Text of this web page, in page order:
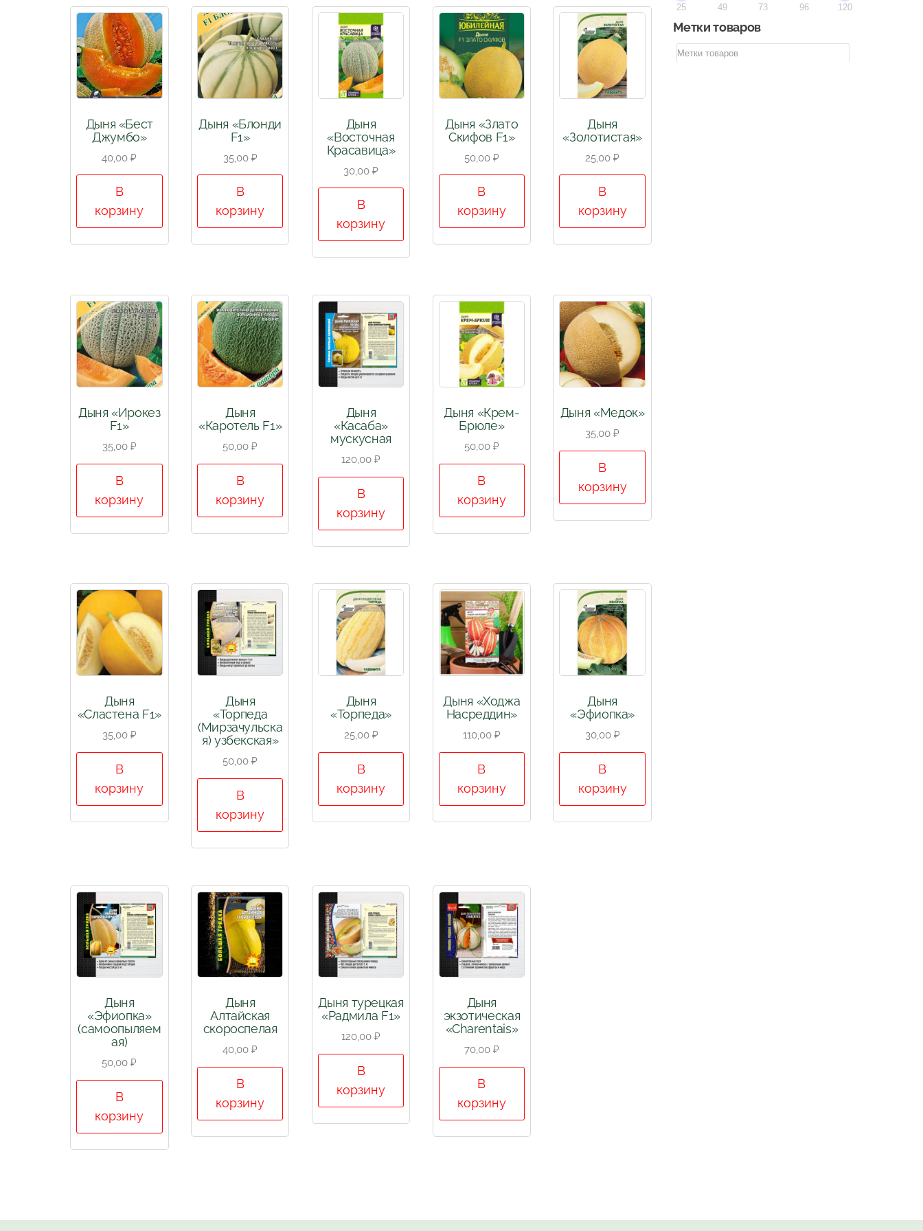
Дыня «Бест
Джумбо»
40,00₽
В
корзину
Дыня «Блонди
F1»
35,00 ₽
В
корзину
Дыня
«Восточная
Красавица»
30,00 ₽
В
корзину
Дыня «Злато
Скифов F1»
50,00 ₽
В
корзину
Дыня
«Золотистая»
25,00₽
В
корзину
Дыня «Ирокез
F1»
35,00 ₽
В
корзину
Дыня
«Каротель F1»
50,00₽
В
корзину
Дыня
«Касаба»
мускусная
120,00 ₽
В
корзину
Дыня «Крем-
Брюле»
50,00 ₽
В
корзину
Дыня «Медок»
35,00₽
В
корзину
Дыня
«Сластена F1»
35,00 ₽
В
корзину
Дыня
«Торпеда
(Мирзачульска
я) узбекская»
50,00₽
В
корзину
Дыня
«Торпеда»
25,00 ₽
В
корзину
Дыня «Ходжа
Насреддин»
110,00 ₽
В
корзину
Дыня
«Эфиопка»
30,00 ₽
В
корзину
Дыня
«Эфиопка»
(самоопыляем
ая)
50,00₽
В
корзину
Дыня
Алтайская
скороспелая
40,00₽
В
корзину
Дыня турецкая
«Радмила F1»
120,00 ₽
В
корзину
Дыня
экзотическая
«Charentais»
70,00 ₽
В
корзину
25 49 73 96 120
Метки товаров